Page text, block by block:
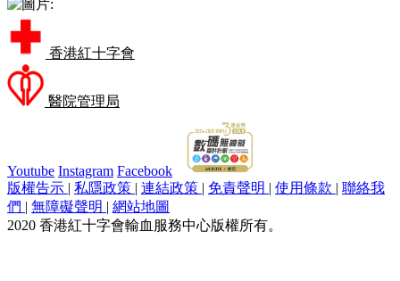
香港紅十字會
醫院管理局
Youtube Instagram Facebook
版權告示 | 私隱政策 | 連結政策 | 免責聲明 | 使用條款 | 聯絡我
們 | 無障礙聲明 | 網站地圖
2020 香港紅十字會輸血服務中心版權所有。